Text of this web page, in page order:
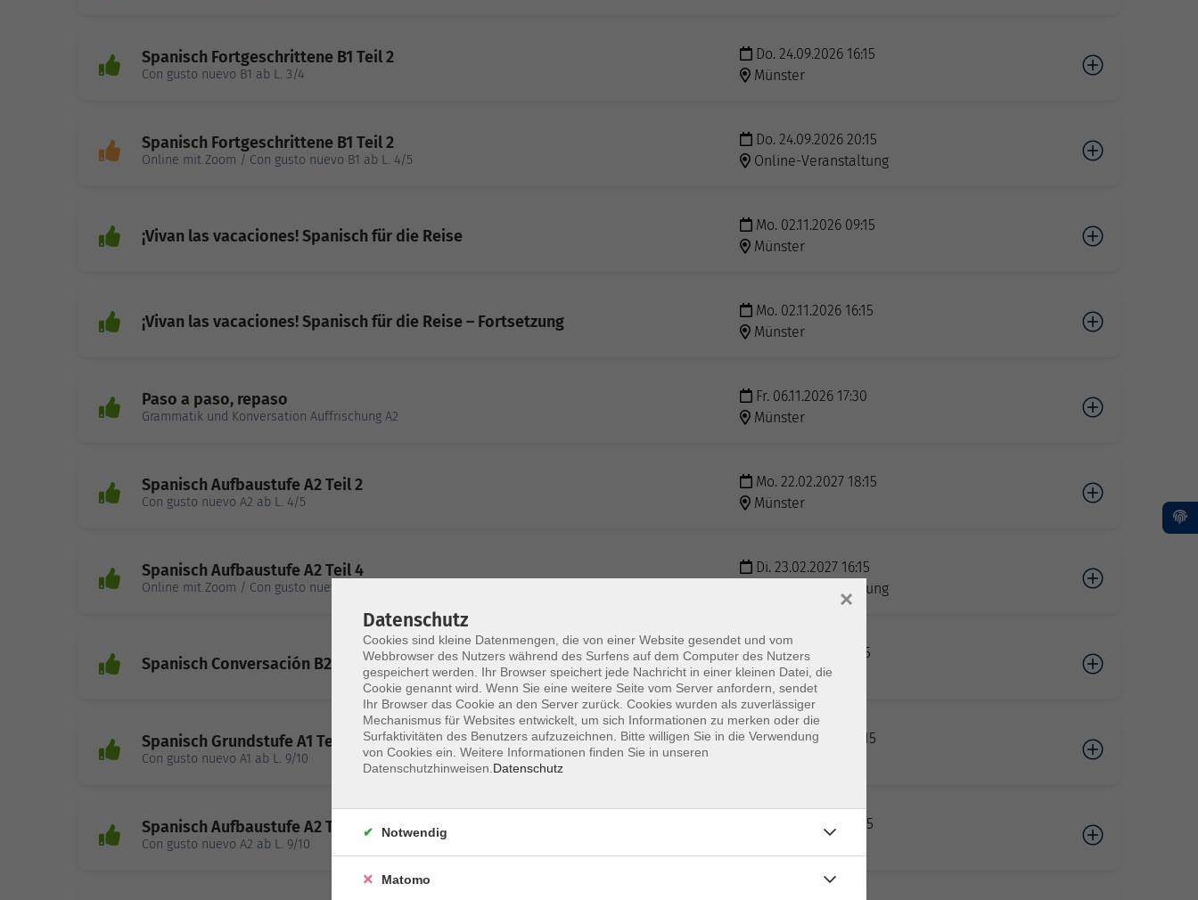
Spanisch Fortgeschrittene B1 Teil 2
Con gusto nuevo B1 ab L. 3/4
Do. 24.09.2026 16:15
Münster
Spanisch Fortgeschrittene B1 Teil 2
Online mit Zoom / Con gusto nuevo B1 ab L. 4/5
Do. 24.09.2026 20:15
Online-Veranstaltung
¡Vivan las vacaciones! Spanisch für die Reise
Mo. 02.11.2026 09:15
Münster
¡Vivan las vacaciones! Spanisch für die Reise – Fortsetzung
Mo. 02.11.2026 16:15
Münster
Paso a paso, repaso
Grammatik und Konversation Auffrischung A2
Fr. 06.11.2026 17:30
Münster
Spanisch Aufbaustufe A2 Teil 2
Con gusto nuevo A2 ab L. 4/5
Mo. 22.02.2027 18:15
Münster
Spanisch Aufbaustufe A2 Teil 4
Online mit Zoom / Con gusto nuevo A2 ab L. 10/11
Di. 23.02.2027 16:15
Online-Veranstaltung
Spanisch Conversación B2 – C1
Di. 23.02.2027 18:15
Münster
Spanisch Grundstufe A1 Teil 4
Con gusto nuevo A1 ab L. 9/10
Do. 25.02.2027 09:15
Spanisch Aufbaustufe A2 Teil 4
Con gusto nuevo A2 ab L. 9/10
Do. 25.02.2027 11:15
Datenschutz
Cookies sind kleine Datenmengen, die von einer Website gesendet und vom
Webbrowser des Nutzers während des Surfens auf dem Computer des Nutzers
gespeichert werden. Ihr Browser speichert jede Nachricht in einer kleinen Datei, die
Cookie genannt wird. Wenn Sie eine weitere Seite vom Server anfordern, sendet
Ihr Browser das Cookie an den Server zurück. Cookies wurden als zuverlässiger
Mechanismus für Websites entwickelt, um sich Informationen zu merken oder die
Surfaktivitäten des Benutzers aufzuzeichnen. Bitte willigen Sie in die Verwendung
von Cookies ein. Weitere Informationen finden Sie in unseren
Datenschutzhinweisen. Datenschutz
×
Notwendig
Matomo